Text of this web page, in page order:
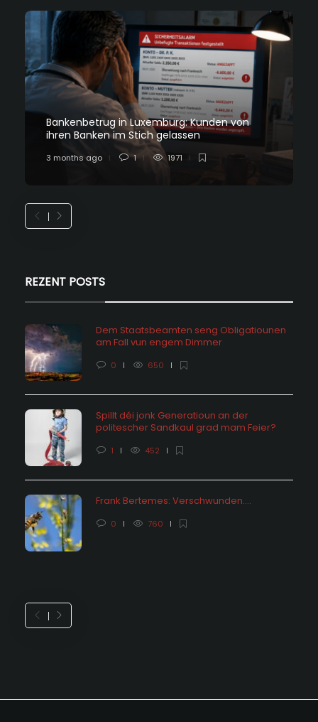
Bankenbetrug in Luxemburg: Kunden von
ihren Banken im Stich gelassen
3 months ago 1 1971
REZENT POSTS
Dem Staatsbeamten seng Obligatiounen
am Fall vun engem Dimmer
0 650
Spillt déi jonk Generatioun an der
politescher Sandkaul grad mam Feier?
1 452
Frank Bertemes: Verschwunden….
0 760